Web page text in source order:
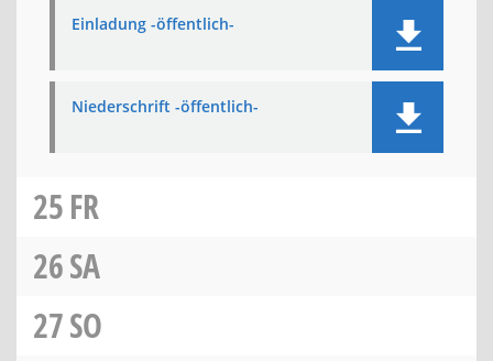
Einladung -öffentlich-
Niederschrift -öffentlich-
25FR
26SA
27SO